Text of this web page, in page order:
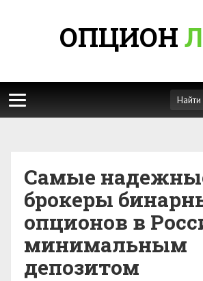
ОПЦИОН
Самые
брокеры
опционов в
минимальным
депозитом